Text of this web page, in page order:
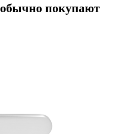
обычно покупают